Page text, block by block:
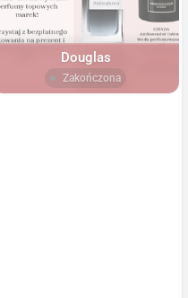
Douglas
Zakończona